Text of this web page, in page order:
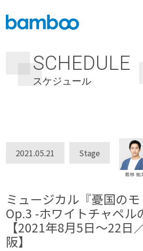
SCHEDULE
スケジュール
2021.05.21 Stage
若林 佑
ミュージカル『憂国のモ
Op.3 -ホワイトチャペル
【2021年8月5日〜22日
阪】